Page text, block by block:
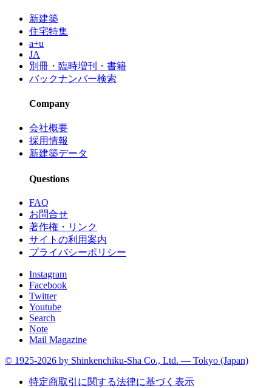
新建築
住宅特集
a+u
JA
別冊・臨時増刊・書籍
バックナンバー検索
Company
会社概要
採用情報
新建築データ
Questions
FAQ
お問合せ
著作権・リンク
サイトの利用案内
プライバシーポリシー
Instagram
Facebook
Twitter
Youtube
Search
Note
Mail Magazine
© 1925-2026 by Shinkenchiku-Sha Co., Ltd. — Tokyo (Japan)
特定商取引に関する法律に基づく表示